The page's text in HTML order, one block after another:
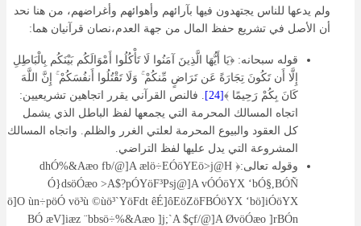
ولم يدعها للناس يجتهدون فيها بآرائهم وأهوائهم وأغراضهم، من هنا نحد
أن الأصل في تشريع حفظ المال من جهة العدم،نصان قرآنيان هما:
قوله سبحانه: ﴿يَا أَيُّهَا الَّذِينَ آمَنُوا لَا تَأْكُلُوا أَمْوَالَكُم بَيْنَكُم بِالْبَاطِلِ
إِلَّا أَن تَكُونَ تِجَارَةً عَن تَرَاضٍ مِّنكُمْ ۚ وَلَا تَقْتُلُوا أَنفُسَكُمْ ۚ إِنَّ اللَّهَ
كَانَ بِكُمْ رَحِيمًا ﴾[24]
. فالنص القرآني يقرر اتجاهين تشريعيين:
اتجاه المسالك المحرمة التي يجمعها لفظ الباطل الذي يشمل
كل العقود والبيوع المحرمة لعلتي الغرر والظلم. واتجاه المسالك
المشروعة التي يدل عليها لفظ التراضي.
وقوله تعالى:﴿ dhÓ%&Aæo fb/@]A ælö÷EÓöYEö>j@H
Ó}dsöÓæo >A$?pÓYöF³Psj@]A vÓÓöYX ‘bÓ§,BÓÑ
ö]O ùn÷pöÓ vö³ù ©ùö³`YöFdt êÉ]ôEöZöFBÓöYX ‘bö]iÓöYX
BÓ æV]iæz ¨bbsö÷%&Aæo ]j;`A $çf/@]A ØvöÓæo ]rBÓn